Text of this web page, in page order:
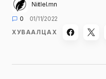
Niitlel.mn
0
01/11/2022
ХУВААЛЦАХ